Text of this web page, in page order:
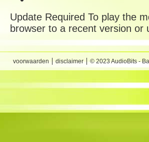
Update Required To play the
browser to a recent version or
voorwaarden disclaimer © 2023 AudioBits -